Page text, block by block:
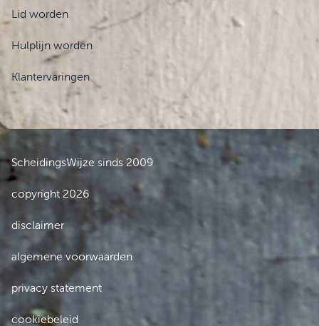
Lid worden
Hulplijn worden
Klantervaringen
ScheidingsWijze sinds 2009
copyright 2026
disclaimer
algemene voorwaarden
privacy statement
cookiebeleid